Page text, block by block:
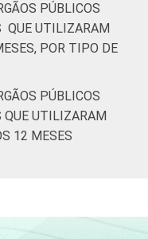
PÚBLICOS
QUE UTILIZARAM
POR TIPO DE
PÚBLICOS
QUE UTILIZARAM
12 MESES